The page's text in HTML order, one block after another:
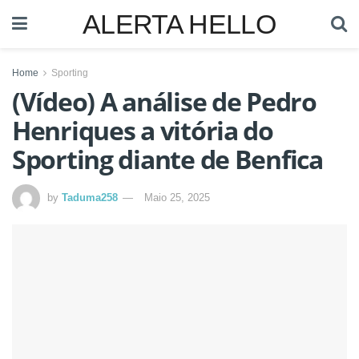
ALERTA HELLO
Home Sporting
(Vídeo) A análise de Pedro
Henriques a vitória do
Sporting diante de Benfica
by Taduma258 Maio 25, 2025